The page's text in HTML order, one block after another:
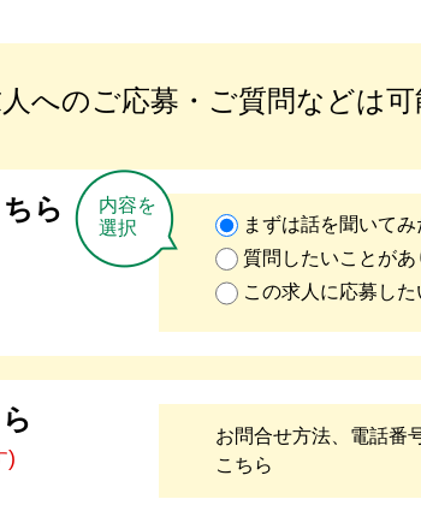
へのご応募・ご質問などは可
ら
内容を
選択
まずは話を聞いてみ
質問したいことがあ
この求人に応募した
)
お問合せ方法、電話番
こちら